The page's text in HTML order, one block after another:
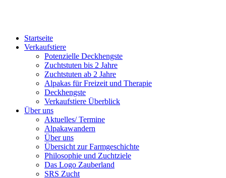
Startseite
Verkaufstiere
Po­ten­zi­elle Deckhengste
Zuchtstuten bis 2 Jahre
Zuchtstuten ab 2 Jahre
Alpakas für Freizeit und Therapie
Deckhengste
Verkaufstiere Überblick
Über uns
Aktuelles/ Termine
Alpakawandern
Über uns
Übersicht zur Farmgeschichte
Philosophie und Zuchtziele
Das Logo Zauberland
SRS Zucht